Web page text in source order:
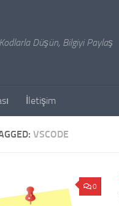
Kodlarla Düşün, Bilgiyi Paylaş
İletişim
VSCODE
0